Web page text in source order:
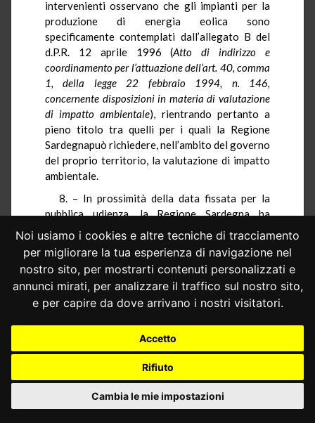
Noi usiamo i cookies e altre tecniche di tracciamento
per migliorare la tua esperienza di navigazione nel
nostro sito, per mostrarti contenuti personalizzati e
annunci mirati, per analizzare il traffico sul nostro sito,
e per capire da dove arrivano i nostri visitatori.
Accetto
Rifiuto
Cambia le mie impostazioni
intervenienti osservano che gli impianti per la
produzione di energia eolica sono
specificamente contemplati dall’allegato B del
d.P.R. 12 aprile 1996 (Atto di indirizzo e
coordinamento per l’attuazione dell’art. 40, comma
1, della legge 22 febbraio 1994, n. 146,
concernente disposizioni in materia di valutazione
di impatto ambientale), rientrando pertanto a
pieno titolo tra quelli per i quali la Regione
Sardegnapuò richiedere, nell’ambito del governo
del proprio territorio, la valutazione di impatto
ambientale.
8. – In prossimità della data fissata per la
pubblica udienza, la Regione Sardegna ha
depositato una memoria nella quale riferisce che
la Giunta regionale, con delibera n. 59/36 del 13
dicembre 2005, ha adottato il piano regionale
paesistico e ha avviato l’istruttoria pubblica
prevista dalla legge.
La difesa regionale ribadisce le tesi
fondamentali espresse nell’atto di costituzione,
secondo le quali la Regione Sardegna godrebbe,
autonomia legislativa «ben più ampia di quella
riconosciuta alle regioni a statuto ordinario»,
dal momento che l’art. 3, letteraf), dello statuto